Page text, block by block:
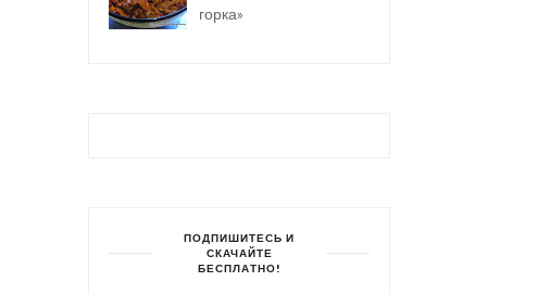
горка»
ПОДПИШИТЕСЬ И
СКАЧАЙТЕ
БЕСПЛАТНО!